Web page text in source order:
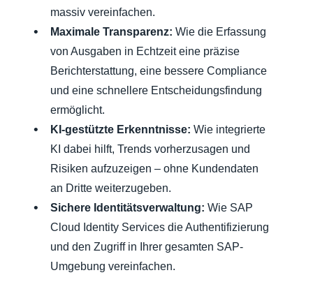
massiv vereinfachen.
Maximale Transparenz: Wie die Erfassung
von Ausgaben in Echtzeit eine präzise
Berichterstattung, eine bessere Compliance
und eine schnellere Entscheidungsfindung
ermöglicht.
KI-gestützte Erkenntnisse: Wie integrierte
KI dabei hilft, Trends vorherzusagen und
Risiken aufzuzeigen – ohne Kundendaten
an Dritte weiterzugeben.
Sichere Identitätsverwaltung: Wie SAP
Cloud Identity Services die Authentifizierung
und den Zugriff in Ihrer gesamten SAP-
Umgebung vereinfachen.